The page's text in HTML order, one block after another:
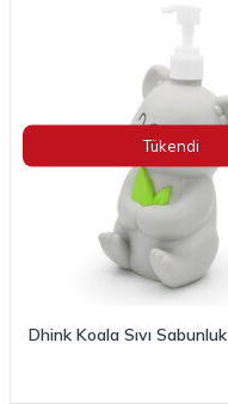
Tükendi
Dhink Koala Sıvı Sabunluk